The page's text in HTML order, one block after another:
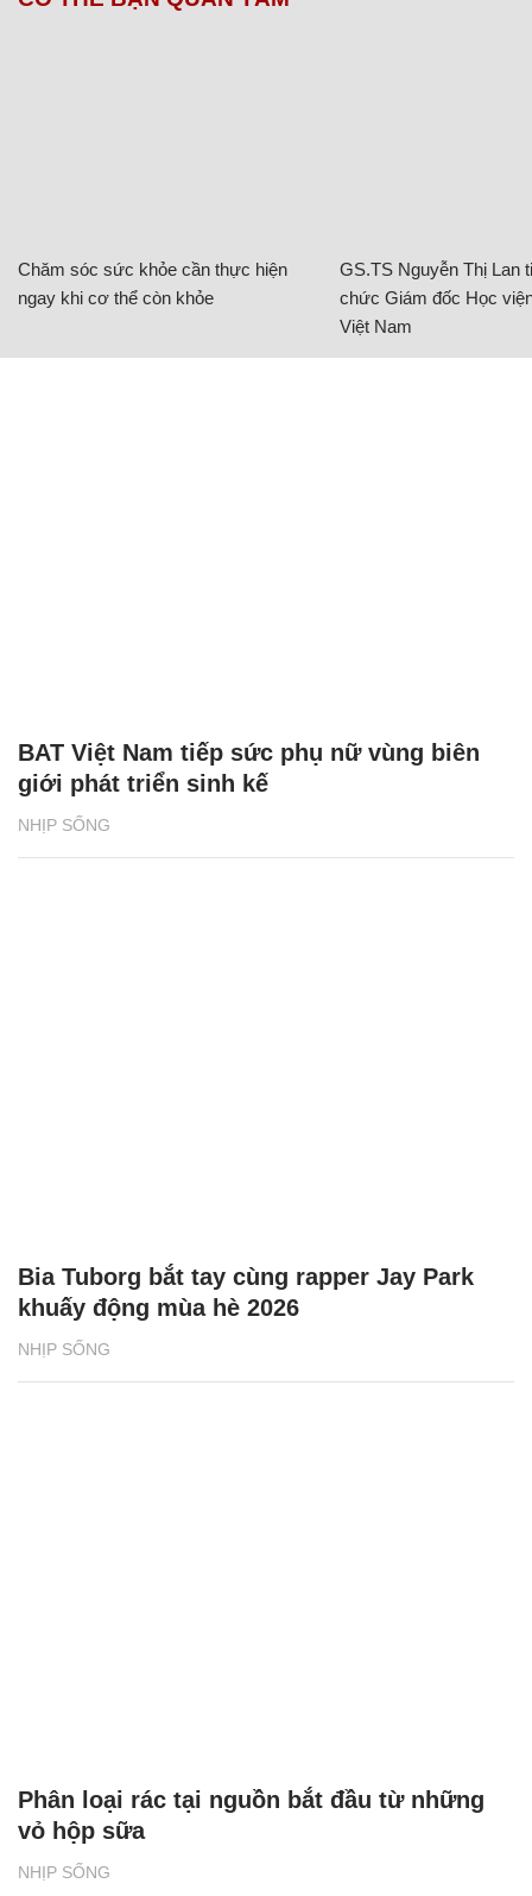
Chăm sóc sức khỏe cần thực hiện
ngay khi cơ thể còn khỏe
GS.TS Nguyễn Thị Lan
chức Giám đốc Học
Việt Nam
NHỊP SỐNG
BAT Việt Nam tiếp sức phụ nữ vùng biên
giới phát triển sinh kế
NHỊP SỐNG
Bia Tuborg bắt tay cùng rapper Jay Park
khuấy động mùa hè 2026
NHỊP SỐNG
Phân loại rác tại nguồn bắt đầu từ những
vỏ hộp sữa